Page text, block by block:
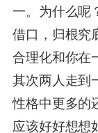
一。为什么呢
借口，归根究
合理化和你在
其次两人走到
性格中更多的
应该好好想想